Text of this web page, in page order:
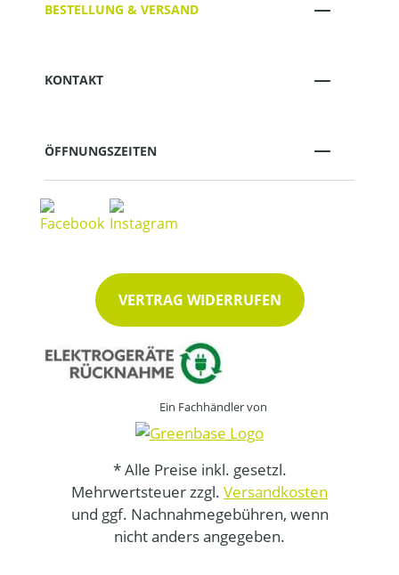
BESTELLUNG & VERSAND
KONTAKT
ÖFFNUNGSZEITEN
VERTRAG WIDERRUFEN
Ein Fachhändler von
* Alle Preise inkl. gesetzl.
Mehrwertsteuer zzgl. Versandkosten
und ggf. Nachnahmegebühren, wenn
nicht anders angegeben.